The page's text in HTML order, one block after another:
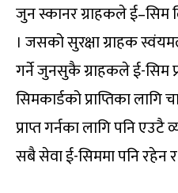
जुन स्कानर ग्राहकले ई–सिम
। जसको सुरक्षा ग्राहक
गर्ने जुनसुकै ग्राहकले ई-सिम
सिमकार्डको प्राप्तिका
प्राप्त गर्नका लागि पनि
सबै सेवा ई-सिममा पनि रहेन